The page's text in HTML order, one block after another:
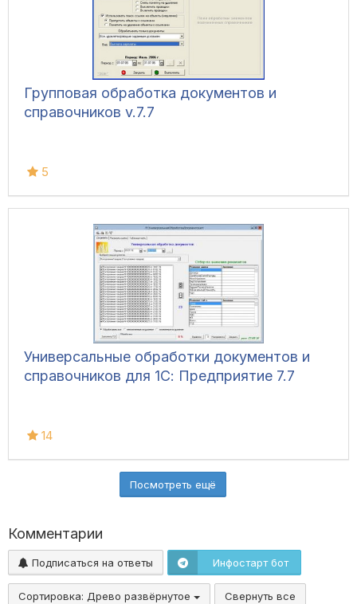
Групповая обработка документов и
справочников v.7.7
5
Универсальные обработки документов и
справочников для 1С: Предприятие 7.7
14
Посмотреть ещё
Комментарии
Подписаться на ответы Инфостарт бот
Сортировка: Древо развёрнутое Свернуть все